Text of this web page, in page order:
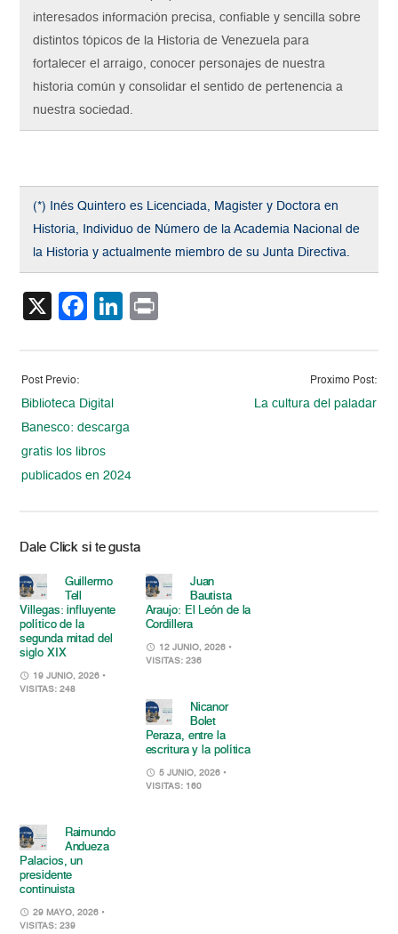
interesados información precisa, confiable y sencilla sobre
distintos tópicos de la Historia de Venezuela para
fortalecer el arraigo, conocer personajes de nuestra
historia común y consolidar el sentido de pertenencia a
nuestra sociedad.
(*) Inés Quintero es Licenciada, Magister y Doctora en
Historia, Individuo de Número de la Academia Nacional de
la Historia y actualmente miembro de su Junta Directiva.
X Facebook
LinkedIn
Post Previo:
Biblioteca Digital
Banesco: descarga
gratis los libros
publicados en 2024
Proximo Post:
La cultura del paladar
Dale Click si te gusta
Guillermo
Tell
Villegas: influyente
político de la
segunda mitad del
siglo XIX
19 JUNIO, 2026 •
VISITAS: 248
Juan
Bautista
Araujo: El León de la
Cordillera
12 JUNIO, 2026 •
VISITAS: 236
Nicanor
Bolet
Peraza, entre la
escritura y la política
5 JUNIO, 2026 •
VISITAS: 160
Raimundo
Andueza
Palacios, un
presidente
continuista
29 MAYO, 2026 •
VISITAS: 239